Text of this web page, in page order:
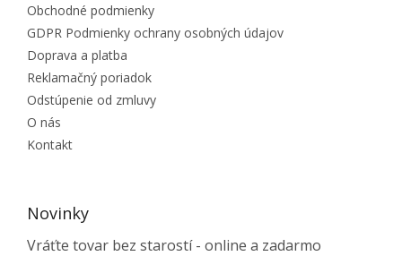
Obchodné podmienky
GDPR Podmienky ochrany osobných údajov
Doprava a platba
Reklamačný poriadok
Odstúpenie od zmluvy
O nás
Kontakt
Novinky
Vráťte tovar bez starostí - online a zadarmo